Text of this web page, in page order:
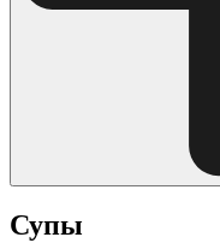
Супы